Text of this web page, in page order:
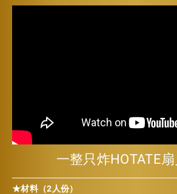
一整只炸HOTATE
★材料（2人份）